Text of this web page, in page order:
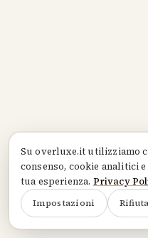
Suoverluxe.itutilizziamo
consenso, cookie analitici
tua esperienza. Privacy
Impostazioni